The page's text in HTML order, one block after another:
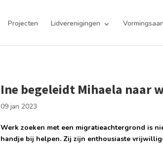
Projecten Lidverenigingen
Ine begeleidt Mihaela naar
09 jan 2023
Werk zoeken met een migratieachtergrond is
handje bij helpen. Zij zijn enthousiaste